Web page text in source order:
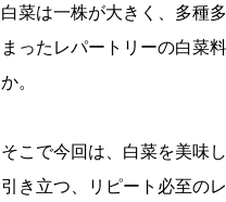
白菜は一株が大きく、多種
まったレパートリーの白菜
か。
そこで今回は、白菜を美味
引き立つ、リピート必至のレ